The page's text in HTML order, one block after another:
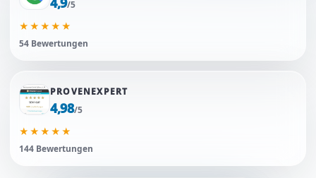
/5
★ ★ ★ ★ ★
54 Bewertungen
PROVENEXPERT
4,98/5
★ ★ ★ ★ ★
144 Bewertungen